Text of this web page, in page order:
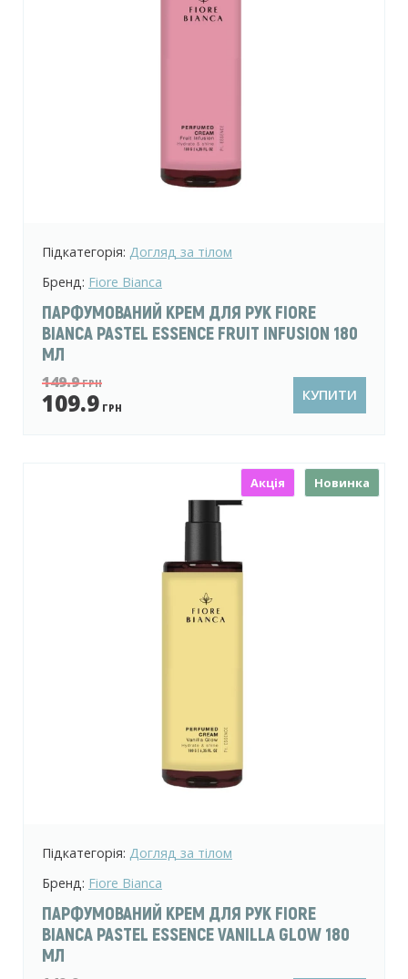
Підкатегорія: Догляд за тілом
Бренд: Fiore Bianca
ПАРФУМОВАНИЙ КРЕМ ДЛЯ РУК FIORE
BIANCA PASTEL ESSENCE FRUIT INFUSION 180
МЛ
149.9ГРН
109.9 ГРН
КУПИТИ
Акція Новинка
Підкатегорія: Догляд за тілом
Бренд: Fiore Bianca
ПАРФУМОВАНИЙ КРЕМ ДЛЯ РУК FIORE
BIANCA PASTEL ESSENCE VANILLA GLOW 180
МЛ